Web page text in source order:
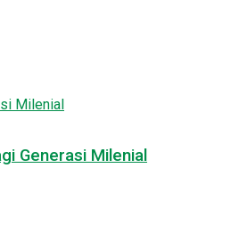
Generasi Milenial